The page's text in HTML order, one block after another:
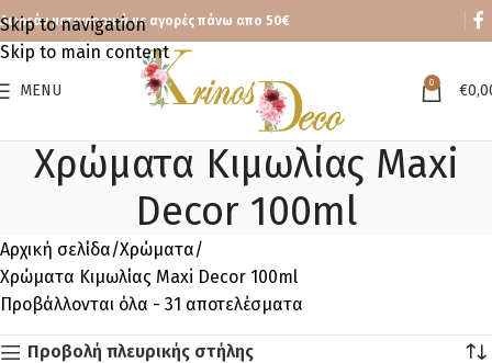
Skip to navigation
Skip to main content
Δωρεάν μεταφορικά με αγορές πάνω απο 50€
MENU 0 €
Χρώματα Κιμωλίας Maxi
Decor 100ml
Αρχική σελίδα Χρώματα
Χρώματα Κιμωλίας Maxi Decor 100ml
Προβάλλονται όλα - 31 αποτελέσματα
Προβολή πλευρικής στήλης